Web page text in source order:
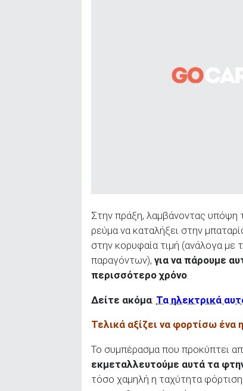
Στην πράξη, λαμβάνοντας υπόψη
ρεύμα να καταλήξει στην
στην κορυφαία τιμή (ανάλογα με
παραγόντων), για να πάρουμε
περισσότερο χρόνο
Δείτε ακόμα: Τα ηλεκτρικά
Τελικά αξίζει να φορτίσω
Το συμπέρασμα που προκύπτει
εκμεταλλευτούμε αυτά τα
τόσο χαμηλή η ταχύτητα